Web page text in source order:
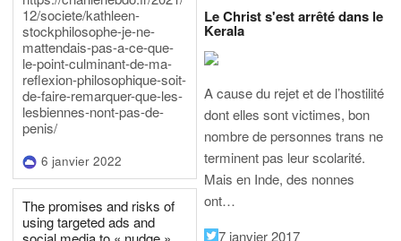
12/societe/kathleen-
stockphilosophe-je-ne-
mattendais-pas-a-ce-que-
le-point-culminant-de-ma-
reflexion-philosophique-soit-
de-faire-remarquer-que-les-
lesbiennes-nont-pas-de-
penis/
6 janvier 2022
The promises and risks of
using targeted ads and
Le Christ s'est arrêté dans le
Kerala
A cause du rejet et de l’hostilité
dont elles sont victimes, bon
nombre de personnes trans ne
terminent pas leur scolarité.
Mais en Inde, des nonnes
ont…
7 janvier 2017